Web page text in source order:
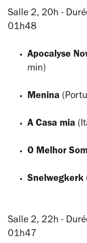
Salle 2, 20h -
01h48
Apocalyse
min)
Menina
A Casa mia
O Melhor
Snelwegkerk
Salle 2, 22h -
01h47